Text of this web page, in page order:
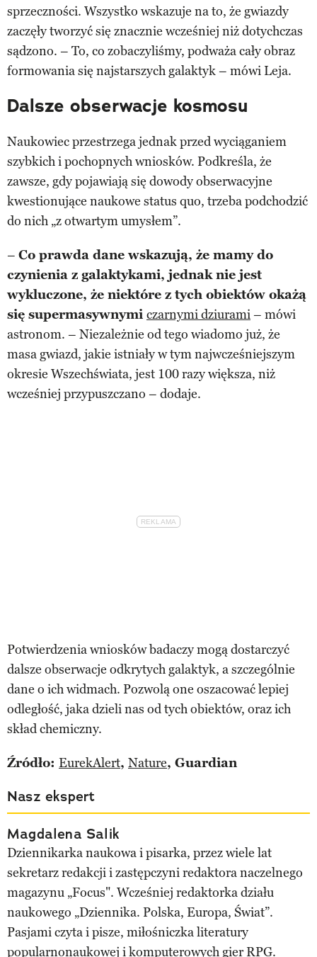
sprzeczności. Wszystko wskazuje na to, że gwiazdy
zaczęły tworzyć się znacznie wcześniej niż dotychczas
sądzono. – To, co zobaczyliśmy, podważa cały obraz
formowania się najstarszych galaktyk – mówi Leja.
Dalsze obserwacje kosmosu
Naukowiec przestrzega jednak przed wyciąganiem
szybkich i pochopnych wniosków. Podkreśla, że
zawsze, gdy pojawiają się dowody obserwacyjne
kwestionujące naukowe status quo, trzeba podchodzić
do nich „z otwartym umysłem”.
– Co prawda dane wskazują, że mamy do
czynienia z galaktykami, jednak nie jest
wykluczone, że niektóre z tych obiektów okażą
się supermasywnymi czarnymi dziurami– mówi
astronom. – Niezależnie od tego wiadomo już, że
masa gwiazd, jakie istniały w tym najwcześniejszym
okresie Wszechświata, jest 100 razy większa, niż
wcześniej przypuszczano – dodaje.
Potwierdzenia wniosków badaczy mogą dostarczyć
dalsze obserwacje odkrytych galaktyk, a szczególnie
dane o ich widmach. Pozwolą one oszacować lepiej
odległość, jaka dzieli nas od tych obiektów, oraz ich
skład chemiczny.
Źródło: EurekAlert, Nature, Guardian
Nasz ekspert
Magdalena Salik
Dziennikarka naukowa i pisarka, przez wiele lat
sekretarz redakcji i zastępczyni redaktora naczelnego
magazynu „Focus". Wcześniej redaktorka działu
naukowego „Dziennika. Polska, Europa, Świat”.
Pasjami czyta i pisze, miłośniczka literatury
popularnonaukowej i komputerowych gier RPG.